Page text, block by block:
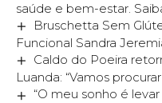
saúde e bem-estar.
Bruschetta Sem
Funcional Sandra
Caldo do Poeira
Luanda: “Vamos
“O meu sonho é